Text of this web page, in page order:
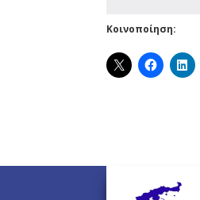
Κοινοποίηση: